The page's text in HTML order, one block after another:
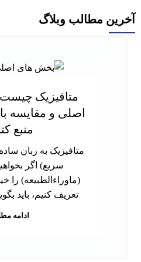
آخرین مطالب وبلاگ
متافیزیک
اصلی و مقایسه
منبع
متافیزیک به زبان
سریع) اگر
(ماوراءالطبیعه) را
تعریف کنیم، باید
ادامه